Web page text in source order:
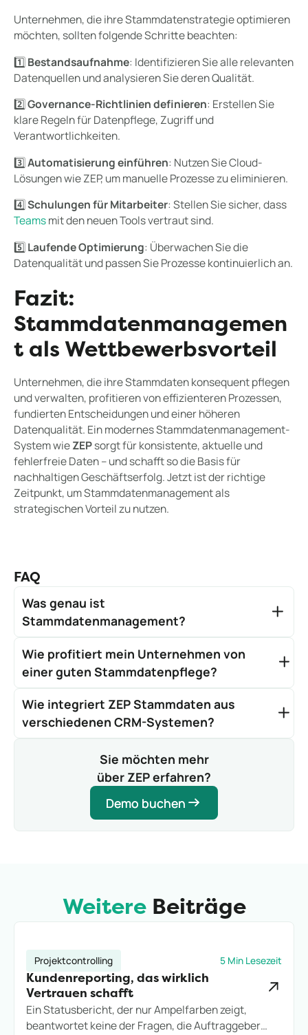
Unternehmen, die ihre Stammdatenstrategie optimieren
möchten, sollten folgende Schritte beachten:
1️⃣Bestandsaufnahme: Identifizieren Sie alle relevanten
Datenquellen und analysieren Sie deren Qualität.
2️⃣Governance-Richtlinien definieren: Erstellen Sie
klare Regeln für Datenpflege, Zugriff und
Verantwortlichkeiten.
3️⃣Automatisierung einführen: Nutzen Sie Cloud-
Lösungen wie ZEP, um manuelle Prozesse zu eliminieren.
4️⃣Schulungen für Mitarbeiter: Stellen Sie sicher, dass
Teamsmit den neuen Tools vertraut sind.
5️⃣Laufende Optimierung: Überwachen Sie die
Datenqualität und passen Sie Prozesse kontinuierlich an.
Fazit:
Stammdatenmanagemen
t als Wettbewerbsvorteil
Unternehmen, die ihre Stammdaten konsequent pflegen
und verwalten, profitieren von effizienteren Prozessen,
fundierten Entscheidungen und einer höheren
Datenqualität. Ein modernes Stammdatenmanagement-
System wieZEPsorgt für konsistente, aktuelle und
fehlerfreie Daten – und schafft so die Basis für
nachhaltigen Geschäftserfolg. Jetzt ist der richtige
Zeitpunkt, um Stammdatenmanagement als
strategischen Vorteil zu nutzen.
FAQ
Was genau ist
Stammdatenmanagement?
Stammdatenmanagement umfasst die Organisation,
Verwaltung und Pflege zentraler Unternehmensdaten
wie Kunden-, Mitarbeiter- und Projektinformationen.
Ziel ist es, die Konsistenz, Qualität und Verfügbarkeit
dieser Daten sicherzustellen.
Wie profitiert mein Unternehmen von
einer guten Stammdatenpflege?
Ein effektives Stammdatenmanagement führt zu
verbesserter Datenqualität, optimierten
Geschäftsprozessen, fundierteren Entscheidungen
und letztendlich zu einer höheren
Kundenzufriedenheit und Wettbewerbsfähigkeit.
Wie integriert ZEP Stammdaten aus
verschiedenen CRM-Systemen?
ZEP bietetSchnittstellenzu gängigen CRM-
Systemen wie HubSpot und Salesforce. Durch diese
Schnittstellen werden Kunden- und
Projektstammdaten automatisch in ZEP übernommen
und zentral verwaltet, was die Notwendigkeit einer
manuellen Doppelpflege eliminiert.
Sie möchten mehr
über ZEP erfahren?
Demo buchen
Demo buchen
WeitereBeiträge
Projektcontrolling 5 Min Lesezeit
Kundenreporting, das wirklich
Vertrauen schafft
Ein Statusbericht, der nur Ampelfarben zeigt,
beantwortet keine der Fragen, die Auftraggeber